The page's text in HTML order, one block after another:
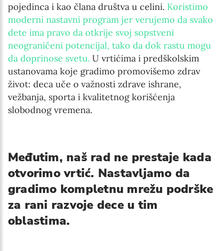
pojedinca i kao člana društva u celini. Koristimo
moderni nastavni program jer verujemo da svako
dete ima pravo da otkrije svoj sopstveni
neograničeni potencijal, tako da dok rastu mogu
da doprinose svetu. U vrtićima i predškolskim
ustanovama koje gradimo promovišemo zdrav
život: deca uče o važnosti zdrave ishrane,
vežbanja, sporta i kvalitetnog korišćenja
slobodnog vremena.
Međutim, naš rad ne prestaje kada
otvorimo vrtić. Nastavljamo da
gradimo kompletnu mrežu podrške
za rani razvoje dece u tim
oblastima.